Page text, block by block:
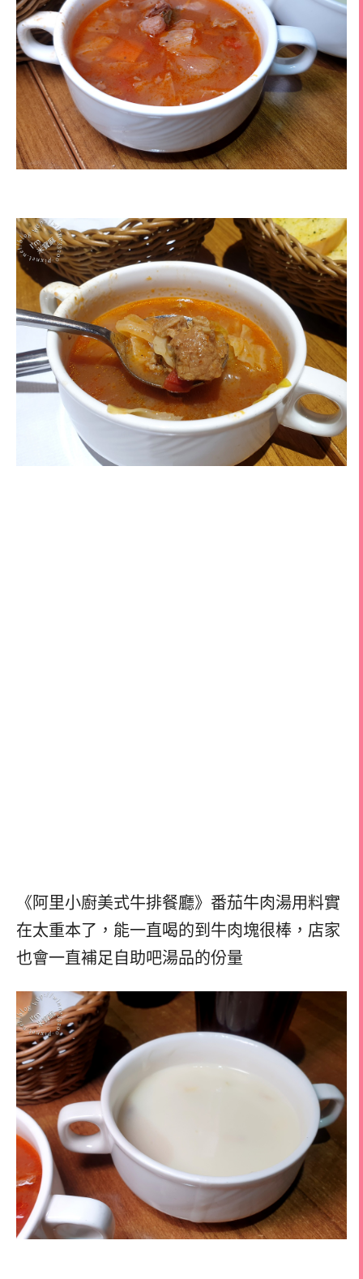
《阿里小廚美式牛排餐廳》番茄牛肉湯用料實
在太重本了，能一直喝的到牛肉塊很棒，店家
也會一直補足自助吧湯品的份量